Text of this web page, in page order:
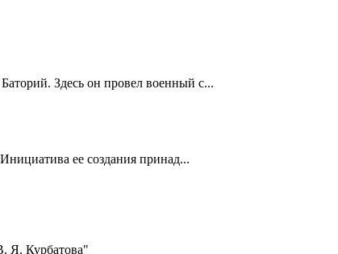
Здесь он провел военный с...
ее создания принад...
Я. Курбатова"